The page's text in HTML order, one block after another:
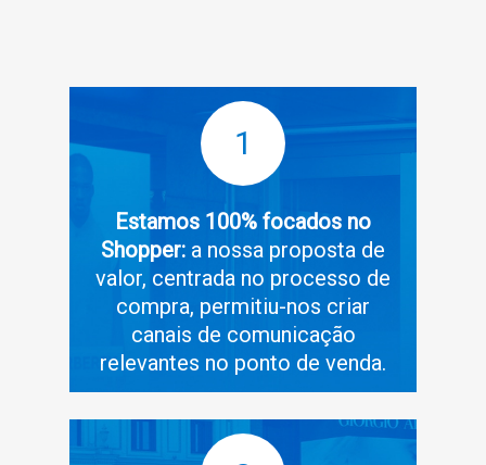
1
Estamos 100% focados no
Shopper: a nossa proposta de
valor, centrada no processo de
compra, permitiu-nos criar
canais de comunicação
relevantes no ponto de venda.